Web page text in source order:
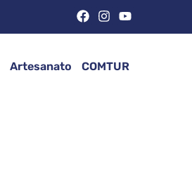
Artesanato COMTUR